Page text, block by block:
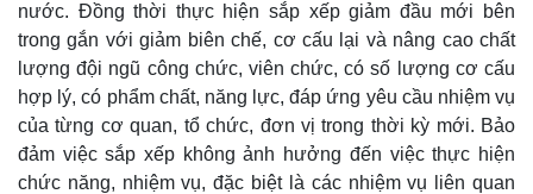
nước. Đồng thời thực hiện sắp xếp giảm đầu mới bên
trong gắn với giảm biên chế, cơ cấu lại và nâng cao chất
lượng đội ngũ công chức, viên chức, có số lượng cơ cấu
hợp lý, có phẩm chất, năng lực, đáp ứng yêu cầu nhiệm vụ
của từng cơ quan, tổ chức, đơn vị trong thời kỳ mới. Bảo
đảm việc sắp xếp không ảnh hưởng đến việc thực hiện
chức năng, nhiệm vụ, đặc biệt là các nhiệm vụ liên quan